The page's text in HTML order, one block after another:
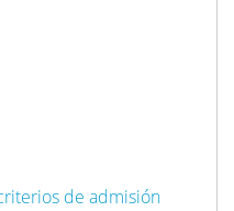
de admisión